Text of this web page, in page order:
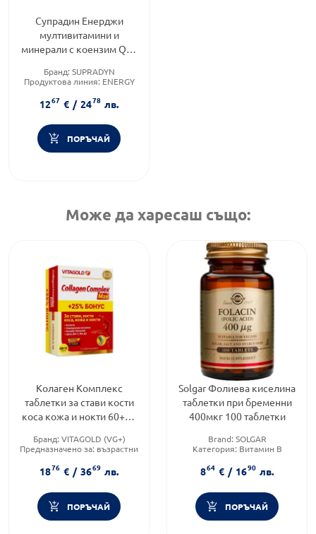
Супрадин Енерджи
мултивитамини и
минерали с коензим Q10
Бранд: SUPRADYN
Продуктова линия: ENERGY
1267 € / 2478 лв.
ПОРЪЧАЙ
Може да харесаш също:
Колаген Комплекс
таблетки за стави кости
коса кожа и нокти 60+15
Бранд: VITAGOLD (VG+)
Предназначено за: възрастни
1876 € / 3669 лв.
ПОРЪЧАЙ
Solgar Фoлиeвa киceлинa
таблетки при бременни
400мкг 100 таблетки
Brand: SOLGAR
Категория: Витамин B
864 € / 1690 лв.
ПОРЪЧАЙ